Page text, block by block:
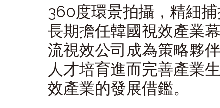
360度環景拍攝，精細
長期擔任韓國視效產業
流視效公司成為策略夥
人才培育進而完善產業
效產業的發展借鑑。